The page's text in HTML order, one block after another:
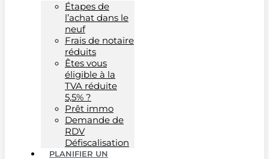
Étapes de
l’achat dans le
neuf
Frais de notaire
réduits
Êtes vous
éligible à la
TVA réduite
5,5% ?
Prêt immo
Demande de
RDV
Défiscalisation
PLANIFIER UN